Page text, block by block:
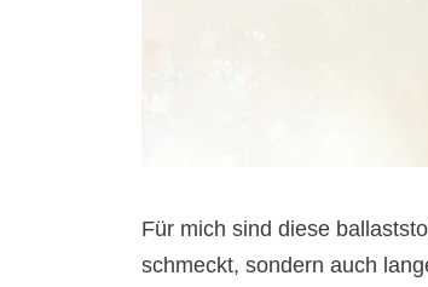
Für mich sind diese
schmeckt, sondern auch